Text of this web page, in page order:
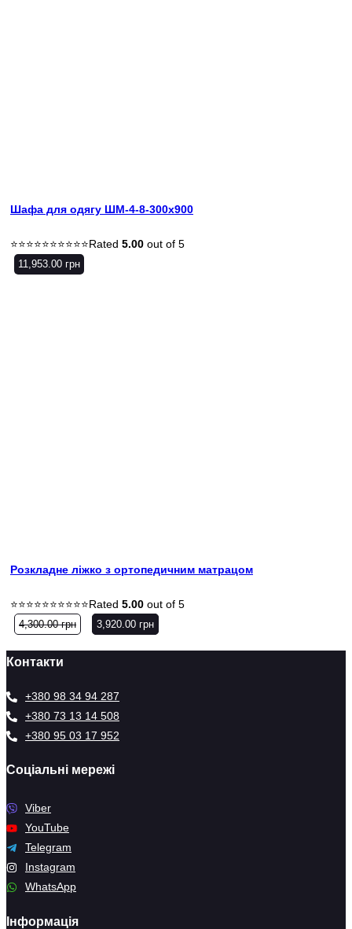
Шафа для одягу ШМ-4-8-300х900
Rated 5.00 out of 5
11,953.00 грн
Розкладне ліжко з ортопедичним матрацом
Rated 5.00 out of 5
4,300.00грн 3,920.00 грн
Контакти
+380 98 34 94 287
+380 73 13 14 508
+380 95 03 17 952
Соціальні мережі
Viber
YouTube
Telegram
Instagram
WhatsApp
Інформація